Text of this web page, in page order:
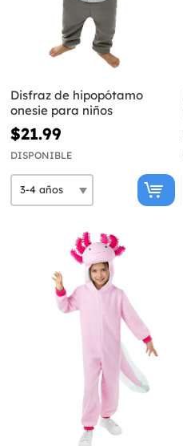
Disfraz de hipopótamo
onesie para niños
$21.99
DISPONIBLE